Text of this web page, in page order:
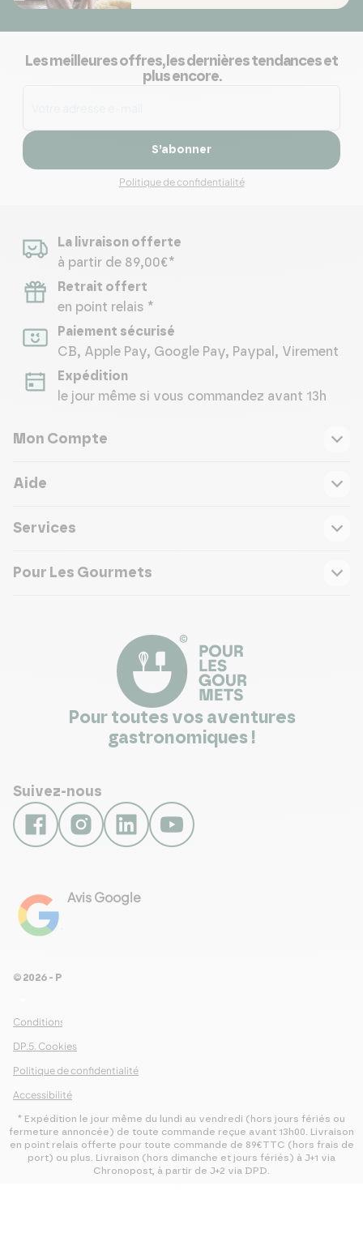
Les meilleures offres, les dernières tendances et
plus encore.
S’abonner
Politique de confidentialité
La livraison offerte
à partir de 89,00€*
Retrait offert
en point relais *
Paiement sécurisé
CB, Apple Pay, Google Pay, Paypal, Virement
Expédition
le jour même si vous commandez avant 13h
Mon Compte
Aide
Services
Pour Les Gourmets
Pour toutes vos aventures
gastronomiques !
Suivez-nous
Avis Google
Conditions Générales de Ventes
DP.5. Cookies
Politique de confidentialité
Accessibilité
© 2026 - Pour Les Gourmets
* Expédition le jour même du lundi au vendredi (hors jours fériés ou
fermeture annoncée) de toute commande reçue avant 13h00. Livraison
en point relais offerte pour toute commande de 89€TTC (hors frais de
port) ou plus. Livraison (hors dimanche et jours fériés) à J+1 via
Chronopost, à partir de J+2 via DPD.